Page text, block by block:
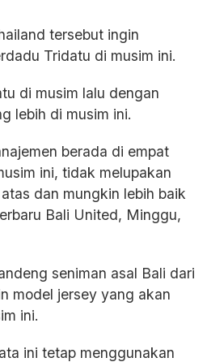
tersebut ingin
Tridatu di musim ini.
di musim lalu dengan
lebih di musim ini.
berada di empat
ini, tidak melupakan
dan mungkin lebih baik
Bali United, Minggu,
seniman asal Bali dari
model jersey yang akan
ini.
ini tetap menggunakan